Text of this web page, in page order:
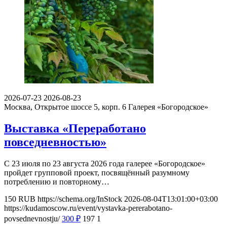
2026-07-23 2026-08-23
Москва, Открытое шоссе 5, корп. 6 Галерея «Богородское»
Выставка «Переработано
повседневностью»
С 23 июля по 23 августа 2026 года галерее «Богородское»
пройдет групповой проект, посвящённый разумному
потреблению и повторному…
150 RUB https://schema.org/InStock 2026-08-04T13:01:00+03:00
https://kudamoscow.ru/event/vystavka-pererabotano-
povsednevnostju/ 300 ₽ 197 1